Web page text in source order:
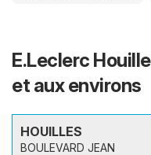
E.Leclerc
et aux environs
HOUILLES
BOULEVARD JEAN